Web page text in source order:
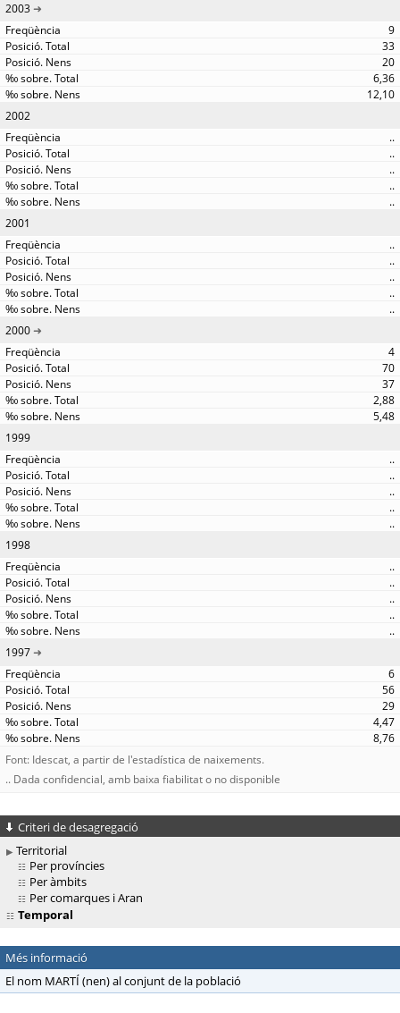
2003
9
33
20
6,36
12,10
2002
..
..
..
..
..
2001
..
..
..
..
..
2000
4
70
37
2,88
5,48
1999
..
..
..
..
..
1998
..
..
..
..
..
1997
6
56
29
4,47
8,76
Font: Idescat, a partir de l'estadística de naixements.
.. Dada confidencial, amb baixa fiabilitat o no disponible
Criteri de desagregació
Territorial
Per províncies
Per àmbits
Per comarques i Aran
Temporal
Més informació
El nom MARTÍ (nen) al conjunt de la població